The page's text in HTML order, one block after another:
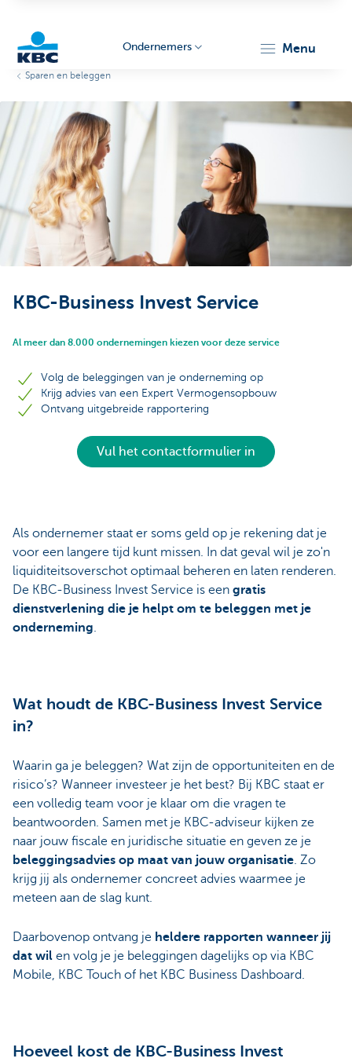
Ondernemers
Ondernemers menu
Sparen en beleggen
KBC-Business Invest Service
Al meer dan 8.000 ondernemingen kiezen voor deze service
Volg de beleggingen van je onderneming op
Krijg advies van een Expert Vermogensopbouw
Ontvang uitgebreide rapportering
Vul het contactformulier in
Als ondernemer staat er soms geld op je rekening dat je
voor een langere tijd kunt missen. In dat geval wil je zo'n
liquiditeitsoverschot optimaal beheren en laten renderen.
De KBC-Business Invest Service is een gratis
dienstverlening die je helpt om te beleggen met je
onderneming.
Wat houdt de KBC-Business Invest Service
in?
Waarin ga je beleggen? Wat zijn de opportuniteiten en de
risico’s? Wanneer investeer je het best? Bij KBC staat er
een volledig team voor je klaar om die vragen te
beantwoorden. Samen met je KBC-adviseur kijken ze
naar jouw fiscale en juridische situatie en geven ze je
beleggingsadvies op maat van jouw organisatie. Zo
krijg jij als ondernemer concreet advies waarmee je
meteen aan de slag kunt.
Daarbovenop ontvang je heldere rapporten wanneer jij
dat wil en volg je je beleggingen dagelijks op via KBC
Mobile, KBC Touch of het KBC Business Dashboard.
Hoeveel kost de KBC-Business Invest